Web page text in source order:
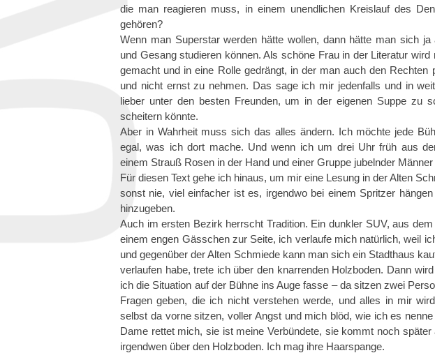
die man reagieren muss, in einem unendlichen Kreislauf des
gehören?
Wenn man Superstar werden hätte wollen, dann hätte man sich
und Gesang studieren können. Als schöne Frau in der Literatur
gemacht und in eine Rolle gedrängt, in der man auch den
und nicht ernst zu nehmen. Das sage ich mir jedenfalls und in
lieber unter den besten Freunden, um in der eigenen Suppe zu
scheitern könnte.
Aber in Wahrheit muss sich das alles ändern. Ich möchte jede
egal, was ich dort mache. Und wenn ich um drei Uhr früh aus
einem Strauß Rosen in der Hand und einer Gruppe jubelnder Männer
Für diesen Text gehe ich hinaus, um mir eine Lesung in der Alten
sonst nie, viel einfacher ist es, irgendwo bei einem Spritzer
hinzugeben.
Auch im ersten Bezirk herrscht Tradition. Ein dunkler SUV, aus
einem engen Gässchen zur Seite, ich verlaufe mich natürlich, weil
und gegenüber der Alten Schmiede kann man sich ein Stadthaus
verlaufen habe, trete ich über den knarrenden Holzboden. Dann
ich die Situation auf der Bühne ins Auge fasse – da sitzen zwei
Fragen geben, die ich nicht verstehen werde, und alles in mir
selbst da vorne sitzen, voller Angst und mich blöd, wie ich es
Dame rettet mich, sie ist meine Verbündete, sie kommt noch
irgendwen über den Holzboden. Ich mag ihre Haarspange.